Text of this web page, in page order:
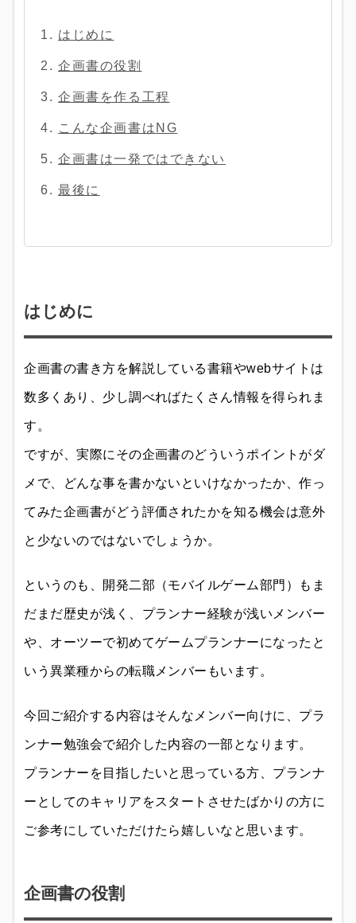
はじめに
企画書の役割
企画書を作る工程
こんな企画書はNG
企画書は一発ではできない
最後に
はじめに
企画書の書き方を解説している書籍やwebサイトは
数多くあり、少し調べればたくさん情報を得られま
す。
ですが、実際にその企画書のどういうポイントがダ
メで、どんな事を書かないといけなかったか、作っ
てみた企画書がどう評価されたかを知る機会は意外
と少ないのではないでしょうか。
というのも、開発二部（モバイルゲーム部門）もま
だまだ歴史が浅く、プランナー経験が浅いメンバー
や、オーツーで初めてゲームプランナーになったと
いう異業種からの転職メンバーもいます。
今回ご紹介する内容はそんなメンバー向けに、プラ
ンナー勉強会で紹介した内容の一部となります。
プランナーを目指したいと思っている方、プランナ
ーとしてのキャリアをスタートさせたばかりの方に
ご参考にしていただけたら嬉しいなと思います。
企画書の役割